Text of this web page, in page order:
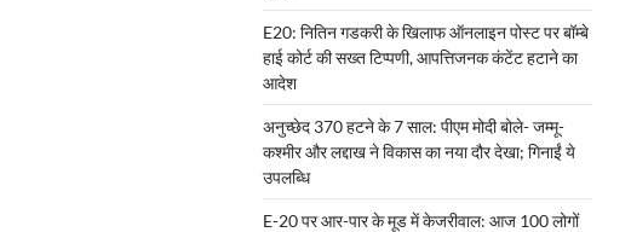
E20: नितिन गडकरी के खिलाफ ऑनलाइन पोस्ट पर बॉम्बे
हाई कोर्ट की सख्त टिप्पणी, आपत्तिजनक कंटेंट हटाने का
आदेश
अनुच्छेद 370 हटने के 7 साल: पीएम मोदी बोले- जम्मू-
कश्मीर और लद्दाख ने विकास का नया दौर देखा; गिनाईं ये
उपलब्धि
E-20 पर आर-पार के मूड में केजरीवाल: आज 100 लोगों